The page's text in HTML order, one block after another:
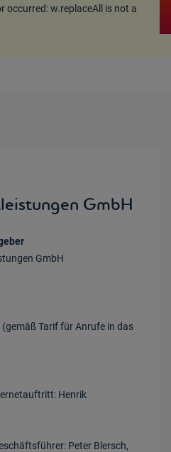
occurred:w.replaceAll is not a
GmbH
GmbH
Tarif für Anrufe in das
Henrik
Peter Blersch,